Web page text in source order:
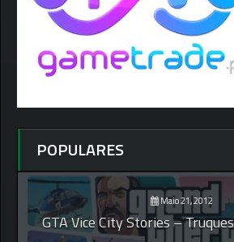
POPULARES
Maio 21, 2012
GTA Vice City Stories –